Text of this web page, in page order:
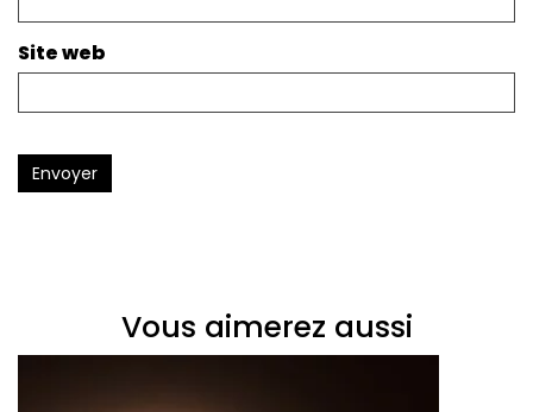
Site web
Envoyer
Vous aimerez aussi